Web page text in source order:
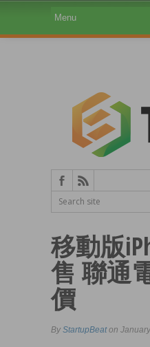
移動版
售 聯通
價
By StartupBeaton